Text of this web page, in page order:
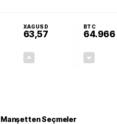
XAGUSD
63,57
BTC
64.966
Manşetten Seçmeler